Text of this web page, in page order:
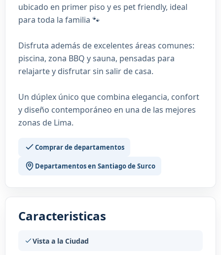
ubicado en primer piso y es pet friendly, ideal
para toda la familia 🐾
Disfruta además de excelentes áreas comunes:
piscina, zona BBQ y sauna, pensadas para
relajarte y disfrutar sin salir de casa.
Un dúplex único que combina elegancia, confort
y diseño contemporáneo en una de las mejores
zonas de Lima.
Comprar de departamentos
Departamentos en Santiago de Surco
Caracteristicas
Vista a la Ciudad